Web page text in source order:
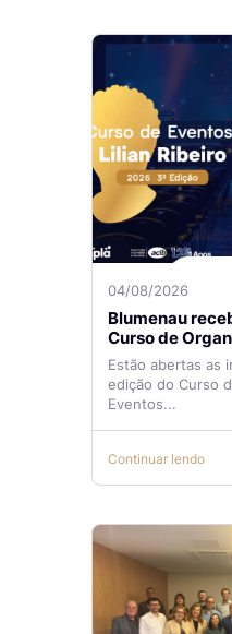
04/08/2026
Blumenau
Curso de
Lilian Ribeiro
Estão abertas as
edição do Curso
Eventos...
Continuar lendo